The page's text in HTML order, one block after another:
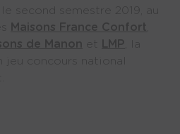
second semestre 2019, au
Maisons France Confort
de Manon LMP